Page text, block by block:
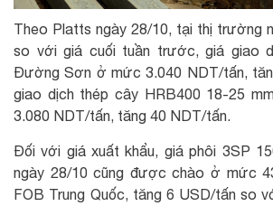
Theo Platts ngày 28/10, tại thị trường
so với giá cuối tuần trước, giá giao
Đường Sơn ở mức 3.040 NDT/tấn,
giao dịch thép cây HRB400 18-25
3.080 NDT/tấn, tăng 40 NDT/tấn.
Đối với giá xuất khẩu, giá phôi 3SP
ngày 28/10 cũng được chào ở mức
FOB Trung Quốc, tăng 6 USD/tấn so